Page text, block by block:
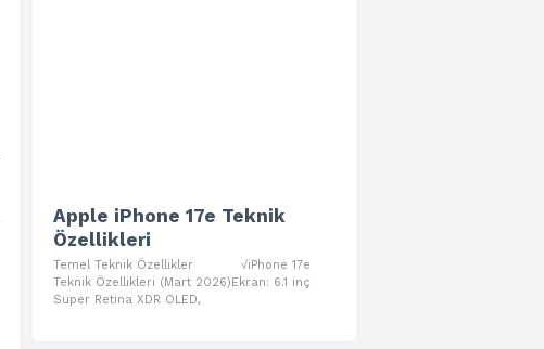
Apple iPhone 17e Teknik
Özellikleri
Temel Teknik Özellikler √iPhone 17e
Teknik Özellikleri (Mart 2026)Ekran: 6.1 inç
Super Retina XDR OLED,